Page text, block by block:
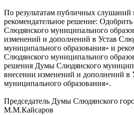
По результатам публичных слушаний
рекомендательное решение:
Слюдянского муниципального
изменений и дополнений в Устав
муниципального образования» и
Слюдянского муниципального
решения Думы Слюдянского
внесении изменений и дополнений в
муниципального образования».
Председатель Думы Слюдянского
М.М.Кайсаров